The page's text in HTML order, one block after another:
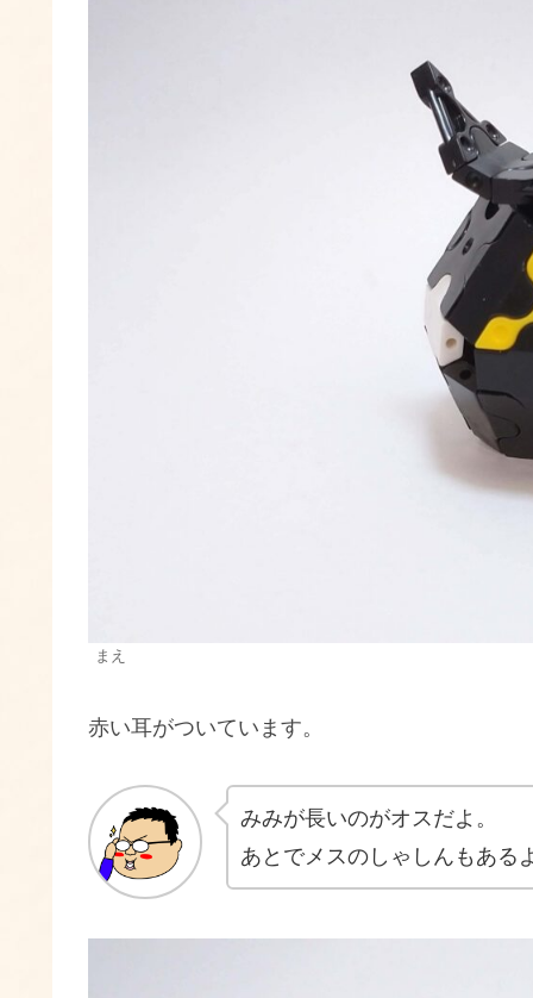
まえ
赤い耳がついています。
みみが長いのがオスだよ。
あとでメスのしゃしんもある